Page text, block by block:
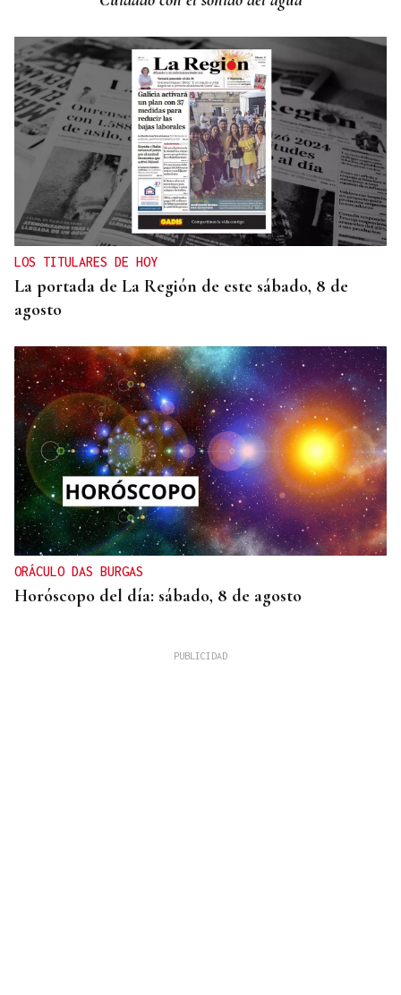
LOS TITULARES DE HOY
La portada de La Región de este sábado, 8 de
agosto
ORÁCULO DAS BURGAS
Horóscopo del día: sábado, 8 de agosto